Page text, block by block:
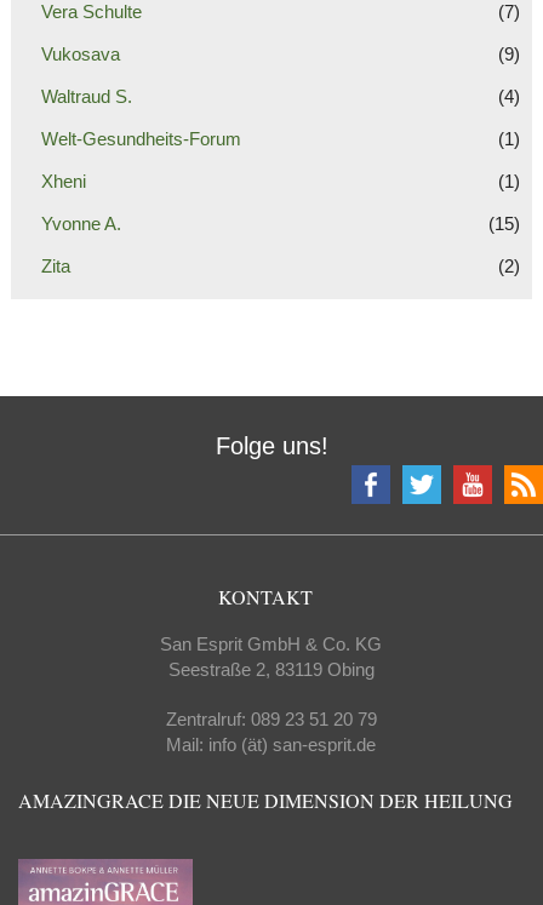
Vera Schulte (7)
Vukosava (9)
Waltraud S. (4)
Welt-Gesundheits-Forum (1)
Xheni (1)
Yvonne A. (15)
Zita (2)
Folge uns!
KONTAKT
San Esprit GmbH & Co. KG
Seestraße 2, 83119 Obing
Zentralruf: 089 23 51 20 79
Mail: info (ät) san-esprit.de
AMAZINGRACE DIE NEUE DIMENSION DER HEILUNG